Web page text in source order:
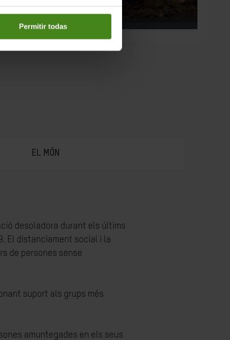
Permitir todas
EL MÓN
desoladora durant els últims
El distanciament social i la
de persones sense
suport als grups més
amuntegades en els seus